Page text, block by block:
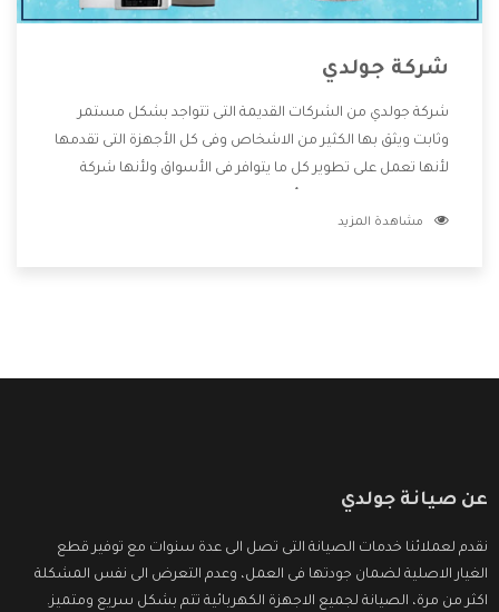
شركة جولدي
شركة جولدي من الشركات القديمة التى تتواجد بشكل مستمر
وثابت ويثق بها الكثير من الاشخاص وفى كل الأجهزة التى تقدمها
لأنها تعمل على تطوير كل ما يتوافر فى الأسواق ولأنها شركة
وتقدم للعملاء أقوى العروض والخصومات التى تسهل على
مشاهدة المزيد
عن صيانة جولدي
نقدم لعملائنا خدمات الصيانة التى تصل الى عدة سنوات مع توفير قطع
الغيار الاصلية لضمان جودتها فى العمل، وعدم التعرض الى نفس المشكلة
اكثر من مرة، الصيانة لجميع الاجهزة الكهربائية تتم بشكل سريع ومتميز.